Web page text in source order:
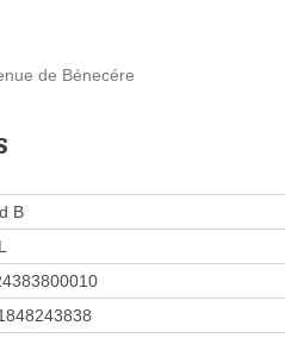
de Bénecére
B